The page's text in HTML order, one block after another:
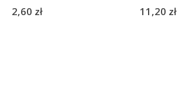
2,60 zł 11,20 zł